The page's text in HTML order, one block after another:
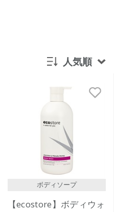
人気順
価格が安い
価格が高い
レビューが多い順
ボディソープ
【ecostore】ボディウォ